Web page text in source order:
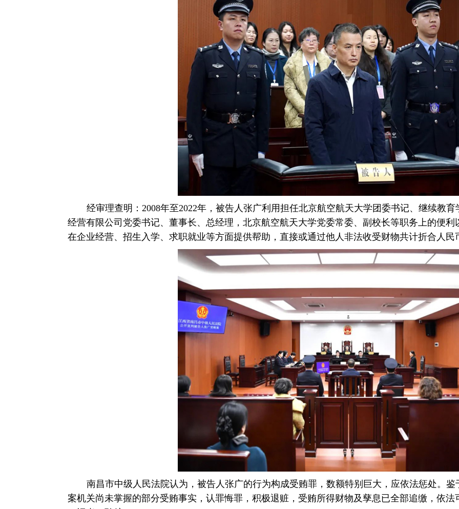
经审理查明：2008年至2022年，被告人张广利用担任北京航空航天大学团委书记、继续教
经营有限公司党委书记、董事长、总经理，北京航空航天大学党委常委、副校长等职务上的便
在企业经营、招生入学、求职就业等方面提供帮助，直接或通过他人非法收受财物共计折合人民
南昌市中级人民法院认为，被告人张广的行为构成受贿罪，数额特别巨大，应依法惩处。
案机关尚未掌握的部分受贿事实，认罪悔罪，积极退赃，受贿所得财物及孳息已全部追缴，依